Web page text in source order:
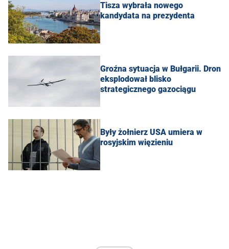
Tisza wybrała nowego
kandydata na prezydenta
Groźna sytuacja w Bułgarii. Dron
eksplodował blisko
strategicznego gazociągu
Były żołnierz USA umiera w
rosyjskim więzieniu